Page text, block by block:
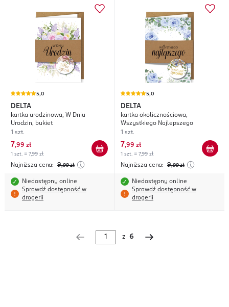
5,0
DELTA
kartka urodzinowa, W Dniu
Urodzin, bukiet
1 szt.
7,99 zł
1 szt. = 7,99 zł
Najniższa cena: 9,99 zł
Niedostępny online
Sprawdź dostępność w
drogerii
5,0
DELTA
kartka okolicznościowa,
Wszystkiego Najlepszego
1 szt.
7,99 zł
1 szt. = 7,99 zł
Najniższa cena: 9,99 zł
Niedostępny online
Sprawdź dostępność w
drogerii
z 6